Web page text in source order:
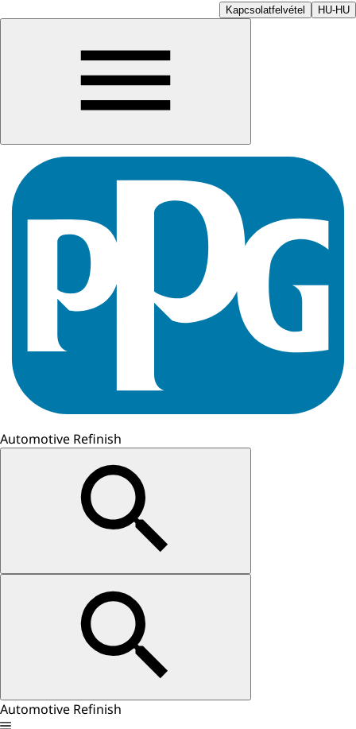
Kapcsolatfelvétel HU-HU
Automotive Refinish
Automotive Refinish